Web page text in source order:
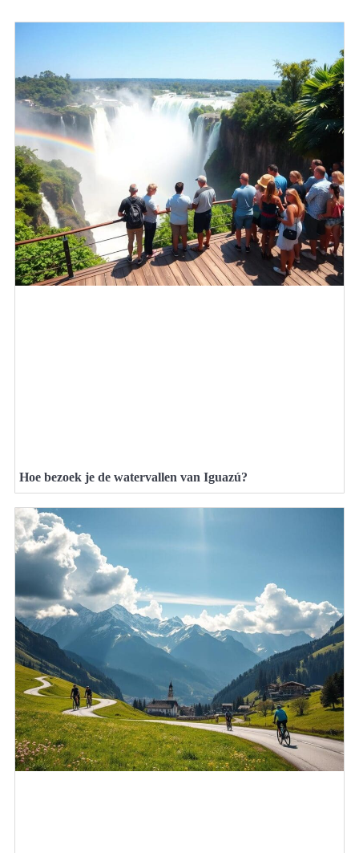
Hoe bezoek je de watervallen van Iguazú?